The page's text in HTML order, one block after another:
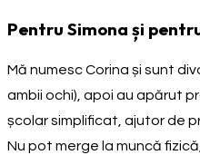
Pentru Simona și
Mă numesc Corina și sunt
ambii ochi), apoi au apărut
școlar simplificat, ajutor de
Nu pot merge la muncă